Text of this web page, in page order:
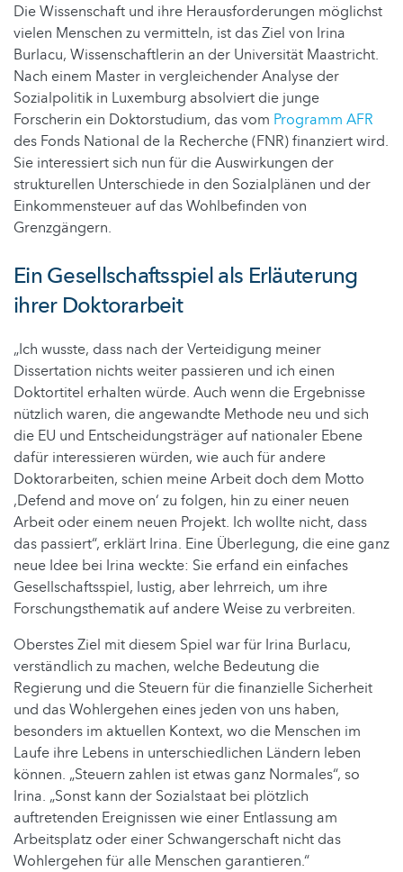
Die Wissenschaft und ihre Herausforderungen möglichst
vielen Menschen zu vermitteln, ist das Ziel von Irina
Burlacu, Wissenschaftlerin an der Universität Maastricht.
Nach einem Master in vergleichender Analyse der
Sozialpolitik in Luxemburg absolviert die junge
Forscherin ein Doktorstudium, das vom Programm AFR
des Fonds National de la Recherche (FNR) finanziert wird.
Sie interessiert sich nun für die Auswirkungen der
strukturellen Unterschiede in den Sozialplänen und der
Einkommensteuer auf das Wohlbefinden von
Grenzgängern.
Ein Gesellschaftsspiel als Erläuterung
ihrer Doktorarbeit
„Ich wusste, dass nach der Verteidigung meiner
Dissertation nichts weiter passieren und ich einen
Doktortitel erhalten würde. Auch wenn die Ergebnisse
nützlich waren, die angewandte Methode neu und sich
die EU und Entscheidungsträger auf nationaler Ebene
dafür interessieren würden, wie auch für andere
Doktorarbeiten, schien meine Arbeit doch dem Motto
‚Defend and move on‘ zu folgen, hin zu einer neuen
Arbeit oder einem neuen Projekt. Ich wollte nicht, dass
das passiert“, erklärt Irina. Eine Überlegung, die eine ganz
neue Idee bei Irina weckte: Sie erfand ein einfaches
Gesellschaftsspiel, lustig, aber lehrreich, um ihre
Forschungsthematik auf andere Weise zu verbreiten.
Oberstes Ziel mit diesem Spiel war für Irina Burlacu,
verständlich zu machen, welche Bedeutung die
Regierung und die Steuern für die finanzielle Sicherheit
und das Wohlergehen eines jeden von uns haben,
besonders im aktuellen Kontext, wo die Menschen im
Laufe ihre Lebens in unterschiedlichen Ländern leben
können. „Steuern zahlen ist etwas ganz Normales“, so
Irina. „Sonst kann der Sozialstaat bei plötzlich
auftretenden Ereignissen wie einer Entlassung am
Arbeitsplatz oder einer Schwangerschaft nicht das
Wohlergehen für alle Menschen garantieren.“